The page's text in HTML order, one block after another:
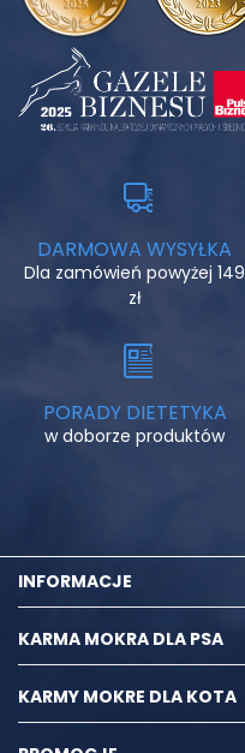
DARMOWA WYSYŁKA
Dla zamówień powyżej 149
zł
PORADY DIETETYKA
w doborze produktów
INFORMACJE
KARMA MOKRA DLA PSA
KARMY MOKRE DLA KOTA